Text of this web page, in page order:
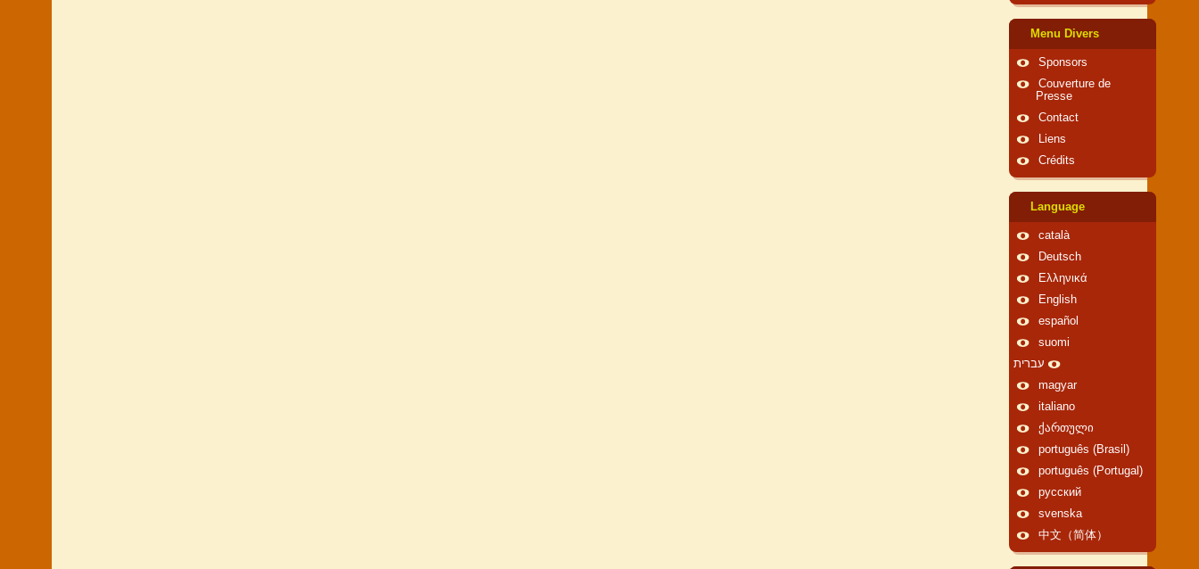
Menu Divers
Sponsors
Couverture de
Presse
Contact
Liens
Crédits
Language
català
Deutsch
Ελληνικά
English
español
suomi
עברית
magyar
italiano
ქართული
português (Brasil)
português (Portugal)
русский
svenska
中文（简体）